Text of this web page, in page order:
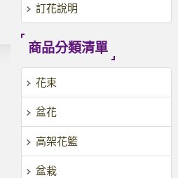
訂花說明
商品分類清單
花束
盆花
高架花籃
盆栽